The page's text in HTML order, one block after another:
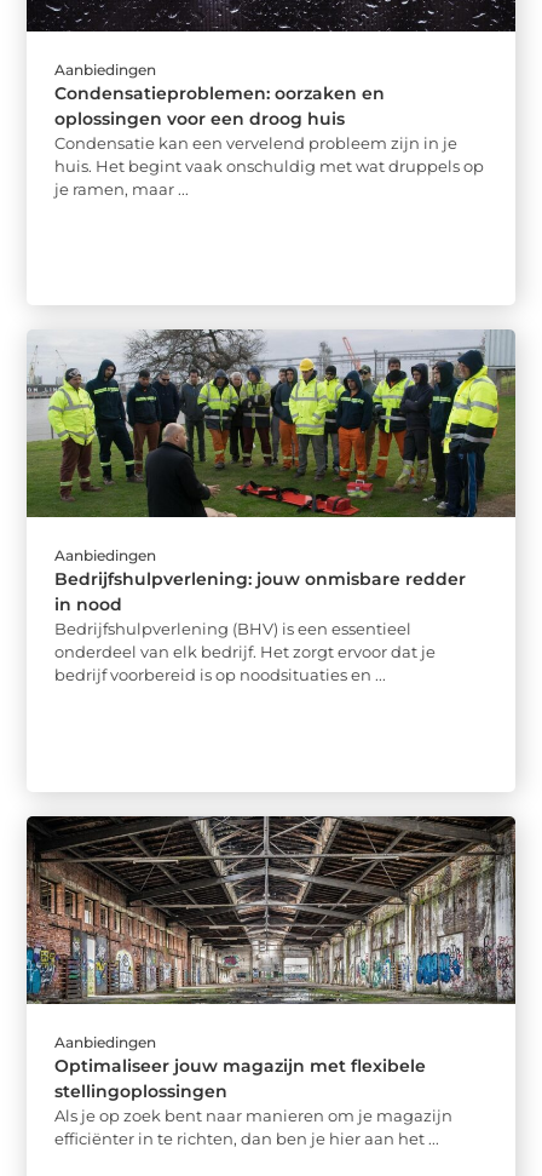
Aanbiedingen
Condensatieproblemen: oorzaken en
oplossingen voor een droog huis
Condensatie kan een vervelend probleem zijn in je
huis. Het begint vaak onschuldig met wat druppels op
je ramen, maar ...
Aanbiedingen
Bedrijfshulpverlening: jouw onmisbare redder
in nood
Bedrijfshulpverlening (BHV) is een essentieel
onderdeel van elk bedrijf. Het zorgt ervoor dat je
bedrijf voorbereid is op noodsituaties en ...
Aanbiedingen
Optimaliseer jouw magazijn met flexibele
stellingoplossingen
Als je op zoek bent naar manieren om je magazijn
efficiënter in te richten, dan ben je hier aan het ...